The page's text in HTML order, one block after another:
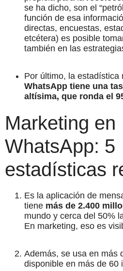
se ha dicho, son el
función de esa
directas, encuestas,
etcétera) es posible
también en las
Por último, la estadística
WhatsApp tiene una
altísima, que ronda el
Marketing en
WhatsApp: 5
estadísticas
Es la aplicación de
tiene más de 2.400
mundo y cerca del 50%
En marketing, eso es
Además, se usa en más
disponible en más de 60